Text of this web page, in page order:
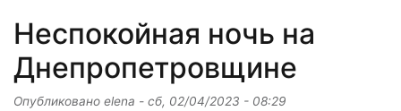
Неспокойная ночь на
Днепропетровщине
Опубликовано elena - сб, 02/04/2023 - 08:29